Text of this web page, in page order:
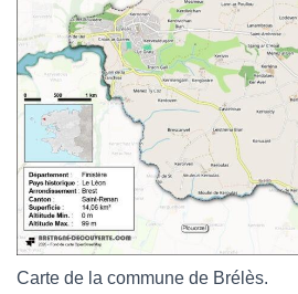
Carte de la commune de Brélès.